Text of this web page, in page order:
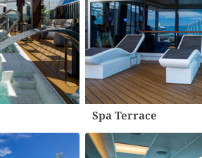
Spa Terrace